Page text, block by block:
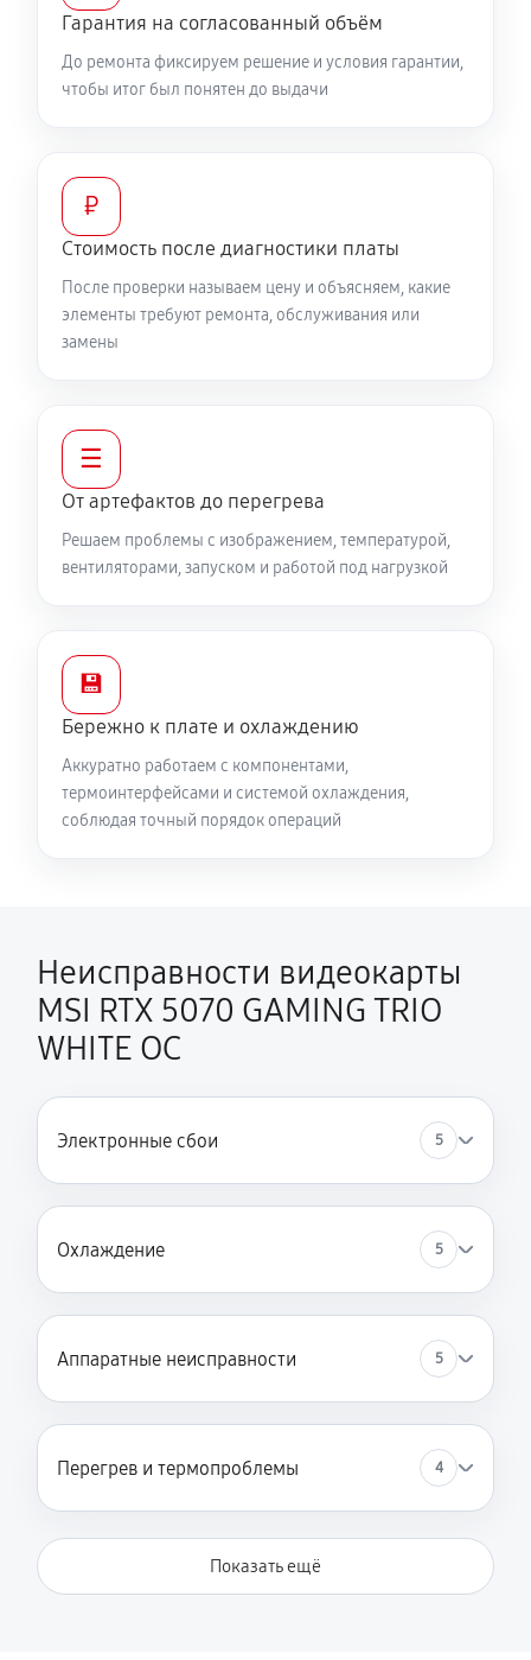
Гарантия на согласованный объём
До ремонта фиксируем решение и условия гарантии,
чтобы итог был понятен до выдачи
₽
Стоимость после диагностики платы
После проверки называем цену и объясняем, какие
элементы требуют ремонта, обслуживания или
замены
☰
От артефактов до перегрева
Решаем проблемы с изображением, температурой,
вентиляторами, запуском и работой под нагрузкой
💾
Бережно к плате и охлаждению
Аккуратно работаем с компонентами,
термоинтерфейсами и системой охлаждения,
соблюдая точный порядок операций
Неисправности видеокарты
MSI RTX 5070 GAMING TRIO
WHITE OC
Электронные сбои 5
Охлаждение 5
Аппаратные неисправности 5
Перегрев и термопроблемы 4
Показать ещё